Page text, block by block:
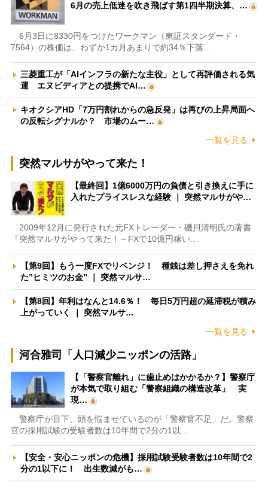
6月の売上低迷を吹き飛ばす第1四半期決算、…
6月3日に8330円をつけたワークマン（東証スタンダード・
7564）の株価は、わずか1カ月あまりで約34％下落…
三菱重工が「AIインフラの新たな主役」として再評価される気
運 エヌビディアとの提携でAI…
キオクシアHD「7万円割れからの急反発」は再びの上昇局面へ
の反転シグナルか？ 市場のムー…
一覧を見る
突然マルサがやって来た！
【最終回】1億6000万円の負債と引き換えに手に
入れたプライスレスな経験 ｜ 突然マルサがや…
2009年12月に発行された元FXトレーダー・磯貝清明氏の著書
『突然マルサがやって来た！～FXで10億円稼い…
【第9回】もう一度FXでリベンジ！ 種銭は差し押さえを免れ
た”ヒミツのお金” ｜ 突然マルサ…
【第8回】年利はなんと14.6％！ 毎日5万円超の延滞税が積み
上がっていく ｜ 突然マルサ…
一覧を見る
河合雅司「人口減少ニッポンの活路」
【「警察官離れ」に歯止めはかかるか？】警察庁
が本気で取り組む「警察組織の構造改革」 実
現…
警察庁が目下、頭を悩ませているのが「警察官不足」だ。警察
官の採用試験の受験者数は10年間で2分の1以…
【安全・安心ニッポンの危機】採用試験受験者数は10年間で2
分の1以下に！ 出生数減がも…